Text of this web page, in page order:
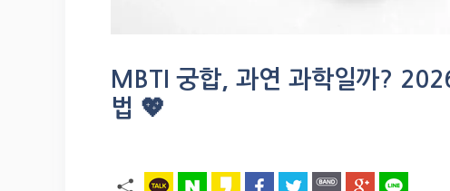
MBTI 궁합, 과연 과학일까?
법 💖